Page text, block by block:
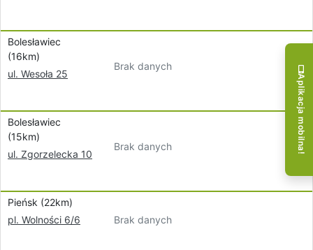
Bolesławiec
(16km)
ul. Wesoła 25
Brak danych
Bolesławiec
(15km)
ul. Zgorzelecka 10
Brak danych
Pieńsk (22km)
pl. Wolności 6/6
Brak danych
Aplikacja mobilna!